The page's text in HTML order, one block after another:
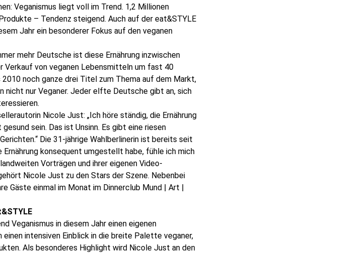
Veganismus liegt voll im Trend. 1,2 Millionen
– Tendenz steigend. Auch auf der eat&STYLE
Jahr ein besonderer Fokus auf den veganen
mehr Deutsche ist diese Ernährung inzwischen
von veganen Lebensmitteln um fast 40
noch ganze drei Titel zum Thema auf dem Markt,
nicht nur Veganer. Jeder elfte Deutsche gibt an, sich
Nicole Just: „Ich höre ständig, die Ernährung
sein. Das ist Unsinn. Es gibt eine riesen
Die 31-jährige Wahlberlinerin ist bereits seit
konsequent umgestellt habe, fühle ich mich
Vorträgen und ihrer eigenen Video-
Nicole Just zu den Stars der Szene. Nebenbei
Gäste einmal im Monat im Dinnerclub Mund | Art |
Veganismus in diesem Jahr einen eigenen
intensiven Einblick in die breite Palette veganer,
Als besonderes Highlight wird Nicole Just an den